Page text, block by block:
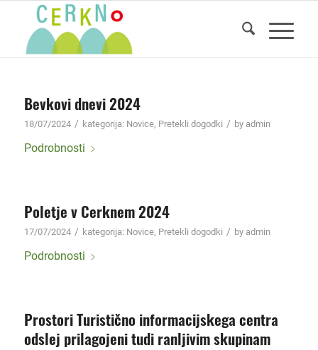
Bevkovi dnevi 2024
18/07/2024 / kategorija: Novice, Pretekli dogodki / by admin
Podrobnosti
Poletje v Cerknem 2024
17/07/2024 / kategorija: Novice, Pretekli dogodki / by admin
Podrobnosti
Prostori Turistično informacijskega centra
odslej prilagojeni tudi ranljivim skupinam